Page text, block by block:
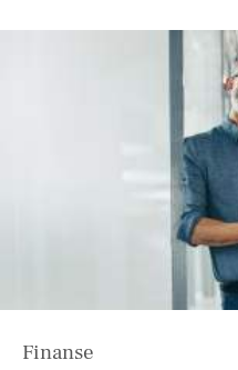
Finanse